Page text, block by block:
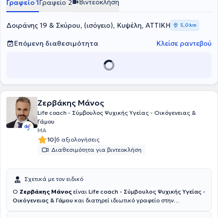
Ανασυνδυασμένης Εκλεκτικής Συμβουλευτικής και ο Σύλλογος
Συμβουλευτικής Coaching Mentoring Ελλάδας, ώστε να παραμένει
ενήμερη για τις τελευταίες εξελίξεις του πεδίου της συμβουλευτικής
στην Ελλάδα. Η εμπειρία της και η συνεχής εκπαίδευσή της την
και προσωπικής ανάπτυξης, προσαρμοσμένες στις ανάγκες των
Uninersity UK.
Γραφείο 1 Γραφείο 2 Βιντεοκλήση
Δοιράνης 19 & Σκύρου, (ισόγειο), Κυψέλη, ΑΤΤΙΚΗ 5,0 km
Επόμενη διαθεσιμότητα Κλείσε ραντεβού
Ζερβάκης Μάνος
Life coach - Σύμβουλος Ψυχικής Υγείας - Οικόγενειας &
Γάμου
MA
10|6 αξιολογήσεις
Διαθεσιμότητα για βιντεοκλήση
Σχετικά με τον ειδικό
Ο Ζερβάκης Μάνος είναι Life coach - Σύμβουλος Ψυχικής Υγείας -
Οικόγενειας & Γάμου και διατηρεί ιδιωτικό γραφείο στην